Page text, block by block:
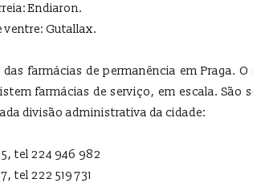
Endiaron.
ventre: Gutallax.
farmácias de permanência em Praga.
farmácias de serviço, em escala. São
divisão administrativa da cidade:
5, tel 224 946 982
tel 222 519 731